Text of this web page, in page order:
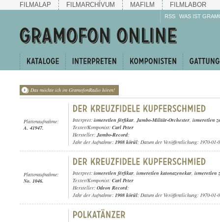
FILMALAP FILMARCHÍVUM MAFILM FILMLABOR
RSS WAS IST
Das möchte ich im GramofonRadio hören!
Plattenaufnahme:
A. 41947.
Interpret: ismeretlen férfikar,Jumbo-Militär-Orchester, ismeretlen
Texter/Komponist: Carl Peter
Hersteller:Jumbo-Record;
Jahr der Aufnahme: 1908 körül; Datum der Veröffentlichung: 1970-01-
Plattenaufnahme:
No. 1046.
Interpret: ismeretlen férfikar, ismeretlen katonazenekar, ismeretlen
Texter/Komponist: Carl Peter
Hersteller: Odeon Record;
Jahr der Aufnahme: 1908 körül; Datum der Veröffentlichung: 1970-01-